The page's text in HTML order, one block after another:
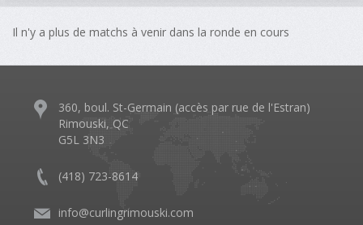
Il n'y a plus de matchs à venir dans la ronde en cours
360, boul. St-Germain (accès par rue de l'Estran)
Rimouski, QC
G5L 3N3
(418) 723-8614
info@curlingrimouski.com